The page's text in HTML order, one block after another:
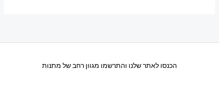
הכנסו לאתר שלנו והתרשמו מגוון רחב של מתנות